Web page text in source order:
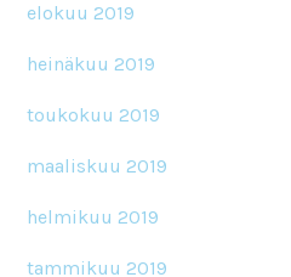
elokuu 2019
heinäkuu 2019
toukokuu 2019
maaliskuu 2019
helmikuu 2019
tammikuu 2019